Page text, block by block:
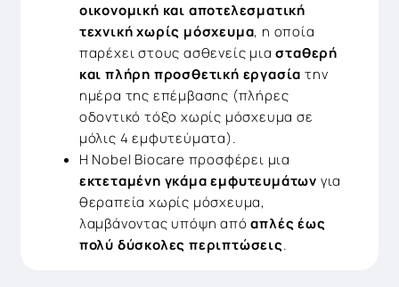
οικονομική και αποτελεσματική
τεχνική χωρίς μόσχευμα, η οποία
παρέχει στους ασθενείς μιασταθερή
και πλήρη προσθετική εργασία την
ημέρα της επέμβασης (πλήρες
οδοντικό τόξο χωρίς μόσχευμα σε
μόλις 4 εμφυτεύματα).
Η Nobel Biocare προσφέρει μια
εκτεταμένη γκάμα εμφυτευμάτων για
θεραπεία χωρίς μόσχευμα,
λαμβάνοντας υπόψη απόαπλές έως
πολύ δύσκολες περιπτώσεις.